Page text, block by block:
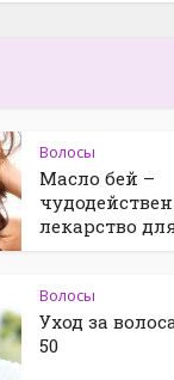
Волосы
Масло бей –
лекарство
Волосы
Уход за
50